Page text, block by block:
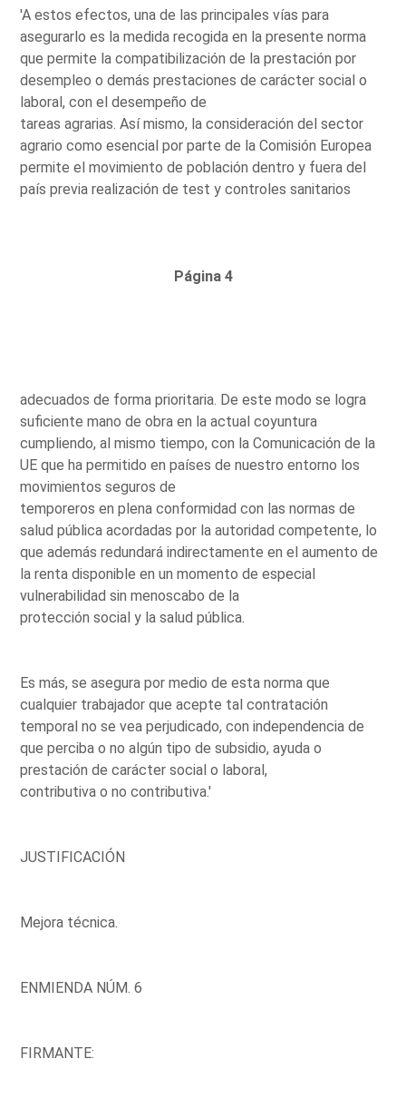
'A estos efectos, una de las principales vías para
asegurarlo es la medida recogida en la presente norma
que permite la compatibilización de la prestación por
desempleo o demás prestaciones de carácter social o
laboral, con el desempeño de
tareas agrarias. Así mismo, la consideración del sector
agrario como esencial por parte de la Comisión Europea
permite el movimiento de población dentro y fuera del
país previa realización de test y controles sanitarios
Página 4
adecuados de forma prioritaria. De este modo se logra
suficiente mano de obra en la actual coyuntura
cumpliendo, al mismo tiempo, con la Comunicación de la
UE que ha permitido en países de nuestro entorno los
movimientos seguros de
temporeros en plena conformidad con las normas de
salud pública acordadas por la autoridad competente, lo
que además redundará indirectamente en el aumento de
la renta disponible en un momento de especial
vulnerabilidad sin menoscabo de la
protección social y la salud pública.
Es más, se asegura por medio de esta norma que
cualquier trabajador que acepte tal contratación
temporal no se vea perjudicado, con independencia de
que perciba o no algún tipo de subsidio, ayuda o
prestación de carácter social o laboral,
contributiva o no contributiva.'
JUSTIFICACIÓN
Mejora técnica.
ENMIENDA NÚM. 6
FIRMANTE: